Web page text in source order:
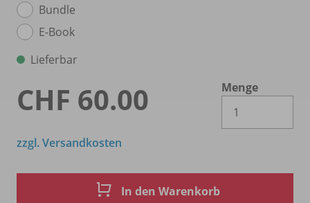
Bundle
E-Book
Lieferbar
CHF 60.00
Menge
zzgl. Versandkosten
In den Warenkorb